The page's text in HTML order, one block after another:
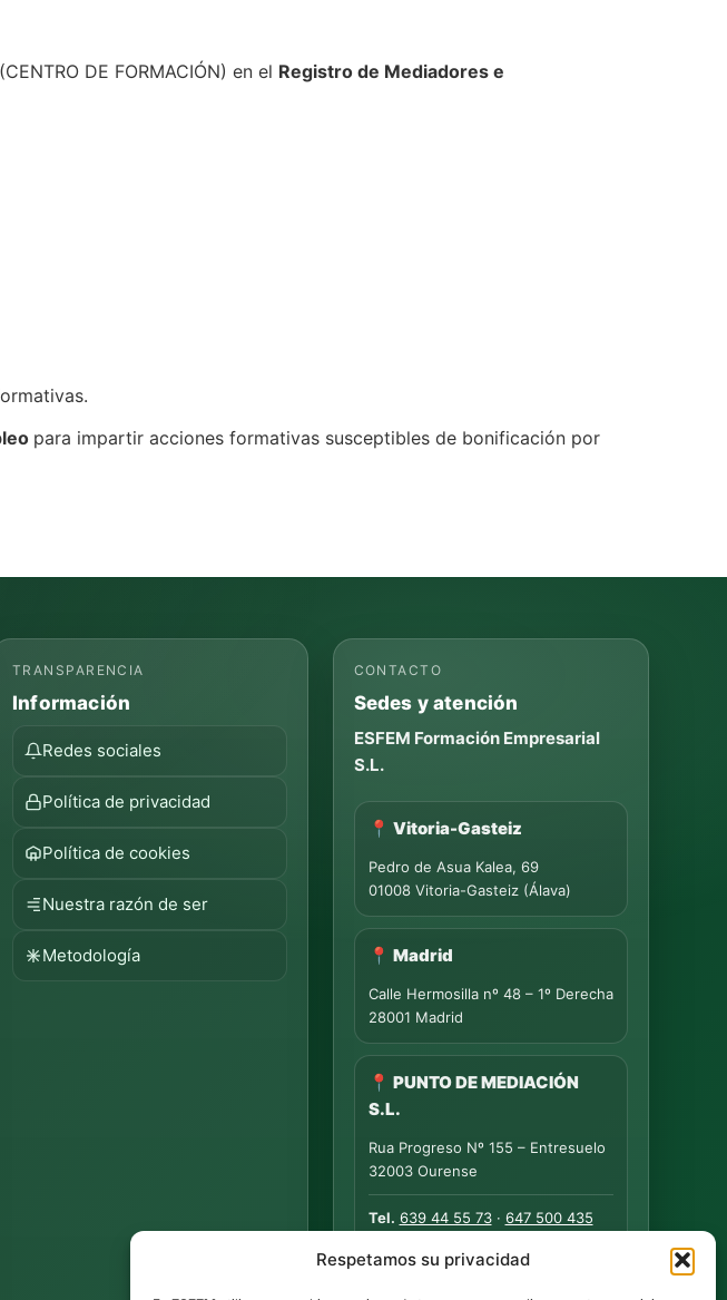
Respetamos su privacidad
DE FORMACIÓN) en el Registro de Mediadores e
para impartir acciones formativas susceptibles de bonificación por
TRANSPARENCIA
Información
Redes sociales
Política de privacidad
Política de cookies
Nuestra razón de ser
Metodología
CONTACTO
Sedes y atención
ESFEM Formación Empresarial
S.L.
📍 Vitoria-Gasteiz
Pedro de Asua Kalea, 69
01008 Vitoria-Gasteiz (Álava)
📍 Madrid
Calle Hermosilla nº 48 – 1º Derecha
28001 Madrid
📍 PUNTO DE MEDIACIÓN
S.L.
Rua Progreso Nº 155 – Entresuelo
32003 Ourense
Tel. 639 44 55 73· 647 500 435
Email info@esfem.net